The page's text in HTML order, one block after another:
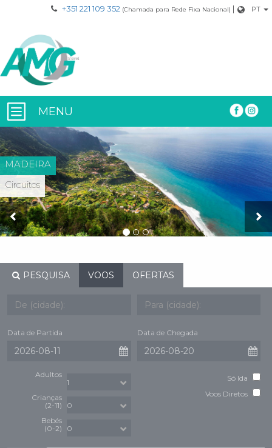
+351 221 109 352 (Chamada para Rede Fixa Nacional) | PT
MENU
MADEIRA
Circuitos
PESQUISA VOOS OFERTAS
Data de Partida Data de Chegada
Adultos
Crianças
(2-11)
Bebés
(0-2)
Só Ida
Voos Diretos